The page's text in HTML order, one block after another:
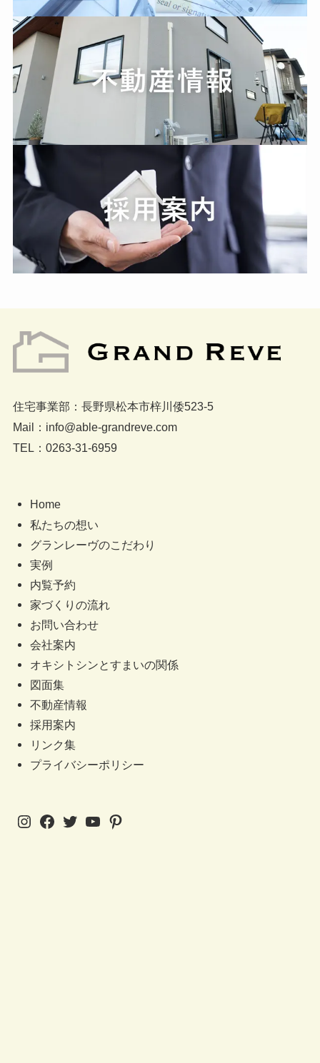
住宅事業部：長野県松本市梓川倭523-5
Mail：info@able-grandreve.com
TEL：0263-31-6959
Home
私たちの想い
グランレーヴのこだわり
実例
内覧予約
家づくりの流れ
お問い合わせ
会社案内
オキシトシンとすまいの関係
図面集
不動産情報
採用案内
リンク集
プライバシーポリシー
Instagram
Facebook
Twitter
YouTube
Pinterest